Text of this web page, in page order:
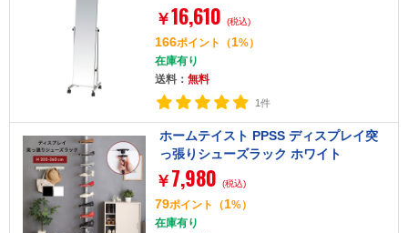
￥16,610 (税込)
166ポイント （1%）
在庫有り
送料： 無料
1件
ホームテイスト PPSS ディスプレイ突
っ張りシューズラック ホワイト
￥ 7,980 (税込)
79ポイント （1%）
在庫有り